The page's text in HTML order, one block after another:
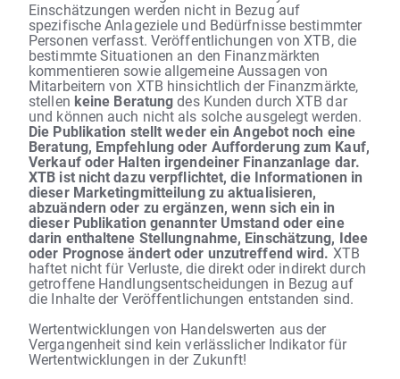
Einschätzungen werden nicht in Bezug auf
spezifische Anlageziele und Bedürfnisse bestimmter
Personen verfasst. Veröffentlichungen von XTB, die
bestimmte Situationen an den Finanzmärkten
kommentieren sowie allgemeine Aussagen von
Mitarbeitern von XTB hinsichtlich der Finanzmärkte,
stellen keine Beratungdes Kunden durch XTB dar
und können auch nicht als solche ausgelegt werden.
Die Publikation stellt weder ein Angebot noch eine
Beratung, Empfehlung oder Aufforderung zum Kauf,
Verkauf oder Halten irgendeiner Finanzanlage dar.
XTB ist nicht dazu verpflichtet, die Informationen in
dieser Marketingmitteilung zu aktualisieren,
abzuändern oder zu ergänzen, wenn sich ein in
dieser Publikation genannter Umstand oder eine
darin enthaltene Stellungnahme, Einschätzung, Idee
oder Prognose ändert oder unzutreffend wird. XTB
haftet nicht für Verluste, die direkt oder indirekt durch
getroffene Handlungsentscheidungen in Bezug auf
die Inhalte der Veröffentlichungen entstanden sind.
Wertentwicklungen von Handelswerten aus der
Vergangenheit sind kein verlässlicher Indikator für
Wertentwicklungen in der Zukunft!